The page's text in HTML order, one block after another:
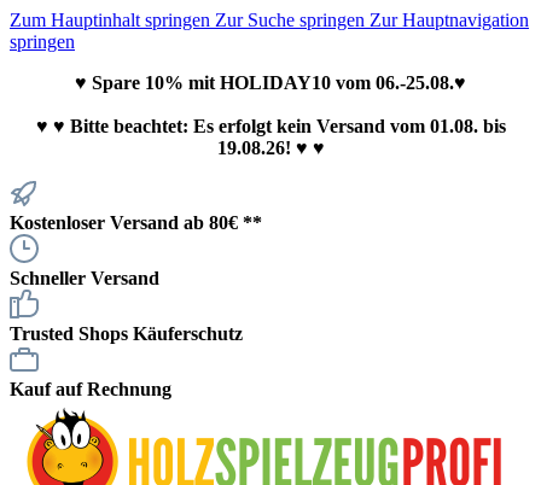
Zum Hauptinhalt springen Zur Suche springen Zur Hauptnavigation
springen
♥ Spare 10% mit HOLIDAY10 vom 06.-25.08.♥
♥ ♥ Bitte beachtet: Es erfolgt kein Versand vom 01.08. bis
19.08.26! ♥ ♥
Kostenloser Versand ab 80€ **
Schneller Versand
Trusted Shops Käuferschutz
Kauf auf Rechnung